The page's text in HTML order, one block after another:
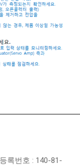
록번호 : 140-81-